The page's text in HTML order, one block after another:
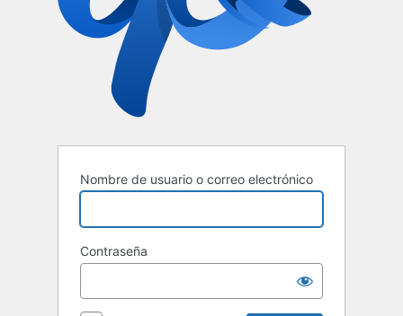
Nombre de usuario o correo electrónico
Contraseña